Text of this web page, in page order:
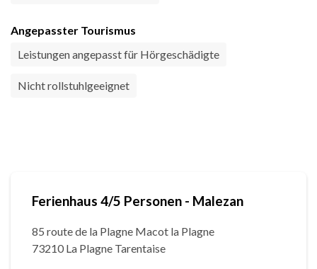
Angepasster Tourismus
Leistungen angepasst für Hörgeschädigte
Nicht rollstuhlgeeignet
Ferienhaus 4/5 Personen - Malezan
85 route de la Plagne Macot la Plagne
73210 La Plagne Tarentaise